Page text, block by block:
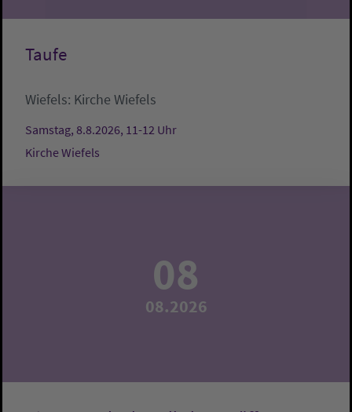
Taufe
Wiefels: Kirche Wiefels
Samstag, 8.8.2026, 11-12 Uhr
Kirche Wiefels
08
08.2026